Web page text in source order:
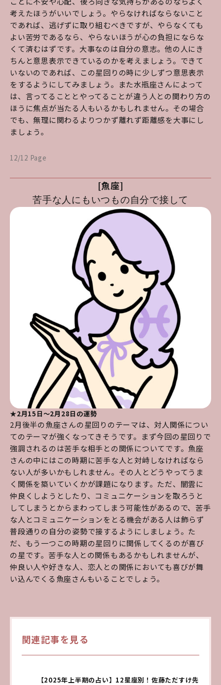
考えたほうがいいでしょう。やらなければならないこと
であれば、逃げずに取り組むべきですが、やらなくても
よい苦労であるなら、やらないほうが心の負担にならな
くて済むはずです。大事なのは自分の意志。他の人にき
ちんと意思表示できているのかを考えましょう。できて
いないのであれば、この星回りの時に少しずつ意思表示
をするようにしてみましょう。また水瓶座さんによって
は、言ってることとやってることが違う人との関わり方の
ほうに焦点が当たる人もいるかもしれません。その場合
でも、無理に関わるよりつかず離れず距離感を大事にし
ましょう。
12/12 Page
[魚座]
苦手な人にもいつもの自分で接して
★2月15日～2月28日の運勢
2月後半の魚座さんの星回りのテーマは、対人関係につい
てのテーマが強くなってきそうです。まず今回の星回りで
強調されるのは苦手な相手との関係についてです。魚座
さんの中にはこの時期に苦手な人と対峙しなければなら
ない人が多いかもしれません。その人とどうやってうま
く関係を築いていくかが課題になります。ただ、闇雲に
仲良くしようとしたり、コミュニケーションを取ろうと
してしまうとからまわってしまう可能性があるので、苦手
な人とコミュニケーションをとる機会がある人は飾らず
普段通りの自分の姿勢で接するようにしましょう。た
だ、もう一つこの時期の星回りに関係してくるのが喜び
の星です。苦手な人との関係もあるかもしれませんが、
仲良い人や好きな人、恋人との関係においても喜びが舞
い込んでくる魚座さんもいることでしょう。
関連記事を見る
【2025年上半期の占い】12星座別！佐藤ただすけ先